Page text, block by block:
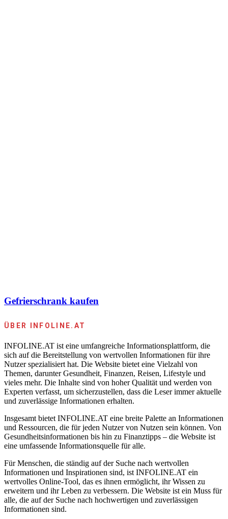
Gefrierschrank kaufen
ÜBER INFOLINE.AT
INFOLINE.AT ist eine umfangreiche Informationsplattform, die
sich auf die Bereitstellung von wertvollen Informationen für ihre
Nutzer spezialisiert hat. Die Website bietet eine Vielzahl von
Themen, darunter Gesundheit, Finanzen, Reisen, Lifestyle und
vieles mehr. Die Inhalte sind von hoher Qualität und werden von
Experten verfasst, um sicherzustellen, dass die Leser immer aktuelle
und zuverlässige Informationen erhalten.
Insgesamt bietet INFOLINE.AT eine breite Palette an Informationen
und Ressourcen, die für jeden Nutzer von Nutzen sein können. Von
Gesundheitsinformationen bis hin zu Finanztipps – die Website ist
eine umfassende Informationsquelle für alle.
Für Menschen, die ständig auf der Suche nach wertvollen
Informationen und Inspirationen sind, ist INFOLINE.AT ein
wertvolles Online-Tool, das es ihnen ermöglicht, ihr Wissen zu
erweitern und ihr Leben zu verbessern. Die Website ist ein Muss für
alle, die auf der Suche nach hochwertigen und zuverlässigen
Informationen sind.